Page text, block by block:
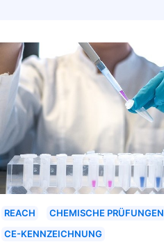
REACH
CHEMISCHE PRÜFUNGEN
CE-KENNZEICHNUNG